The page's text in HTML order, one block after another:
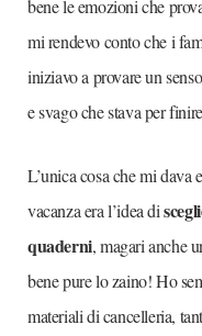
bene le emozioni che
mi rendevo conto che i
iniziavo a provare un
e svago che stava per
L’unica cosa che mi
vacanza era l’idea di
quaderni, magari anche
bene pure lo zaino! Ho
materiali di cancelleria,